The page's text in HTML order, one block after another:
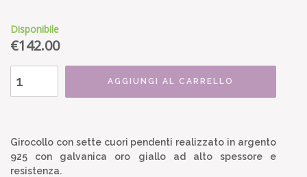
Disponibile
€142.00
AGGIUNGI AL CARRELLO
Girocollo con sette cuori pendenti realizzato in argento
925 con galvanica oro giallo ad alto spessore e
resistenza.